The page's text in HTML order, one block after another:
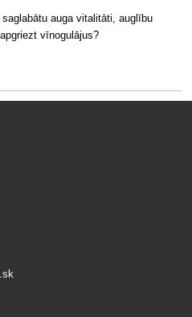
auga vitalitāti, auglību
vīnogulājus?